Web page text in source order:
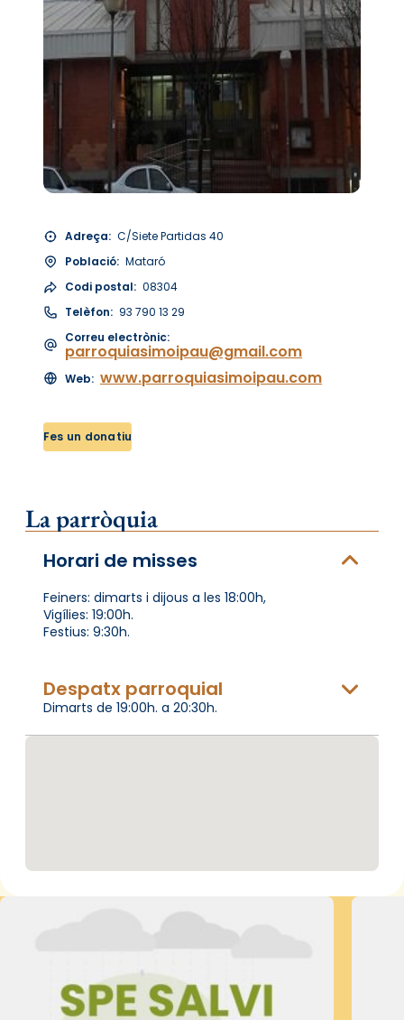
Adreça: C/Siete Partidas 40
Població: Mataró
Codi postal: 08304
Telèfon: 93 790 13 29
Correu electrònic:
parroquiasimoipau@gmail.com
Web: www.parroquiasimoipau.com
Fes un donatiu
La parròquia
Horari de misses
Feiners: dimarts i dijous a les 18:00h,
Vigílies: 19:00h.
Festius: 9:30h.
Despatx parroquial
Dimarts de 19:00h. a 20:30h.